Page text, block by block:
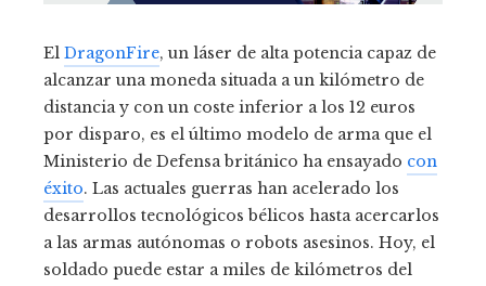
El DragonFire, un láser de alta potencia capaz de
alcanzar una moneda situada a un kilómetro de
distancia y con un coste inferior a los 12 euros
por disparo, es el último modelo de arma que el
Ministerio de Defensa británico ha ensayado con
éxito. Las actuales guerras han acelerado los
desarrollos tecnológicos bélicos hasta acercarlos
a las armas autónomas o robots asesinos. Hoy, el
soldado puede estar a miles de kilómetros del